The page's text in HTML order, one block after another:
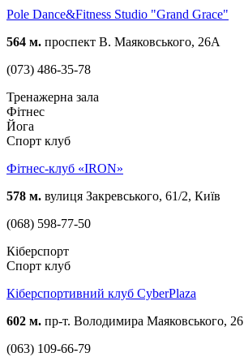
Pole Dance&Fitness Studio "Grand Grace"
564 м. проспект В. Маяковського, 26А
(073) 486-35-78
Тренажерна зала
Фітнес
Йога
Спорт клуб
Фітнес-клуб «IRON»
578 м. вулиця Закревського, 61/2, Київ
(068) 598-77-50
Кіберспорт
Спорт клуб
Кіберспортивний клуб CyberPlaza
602 м. пр-т. Володимира Маяковського, 26
(063) 109-66-79